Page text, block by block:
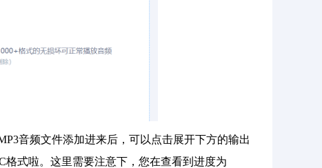
音频文件添加进来后，可以点击展开下方的输出
式啦。这里需要注意下，您在查看到进度为